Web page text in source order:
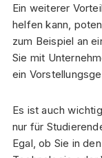
Ein weiterer
helfen kann,
zum Beispiel an
Sie mit
ein
Es ist auch
nur für
Egal, ob Sie in